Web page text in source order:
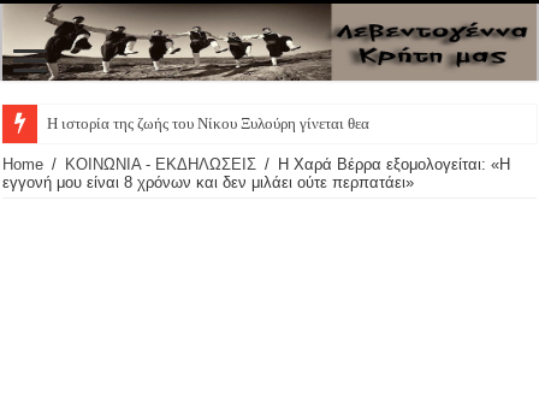
Η ιστορία της ζωής του Νίκου Ξυλούρη γίνεται θεατρική π
Home / ΚΟΙΝΩΝΙΑ - ΕΚΔΗΛΩΣΕΙΣ / Η Χαρά Βέρρα εξομολογείται: «Η
εγγονή μου είναι 8 χρόνων και δεν μιλάει ούτε περπατάει»